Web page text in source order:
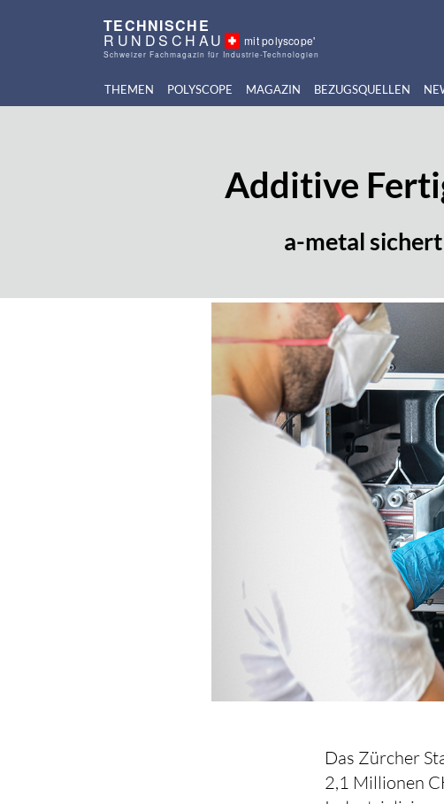
TECHNISCHE
RUNDSCHAU mit polyscope'
Schweizer Fachmagazin für Industrie-Technologien
THEMEN POLYSCOPE MAGAZIN BEZUGSQUELLEN
Additive
a-metal
Das Zürcher
2,1 Millionen